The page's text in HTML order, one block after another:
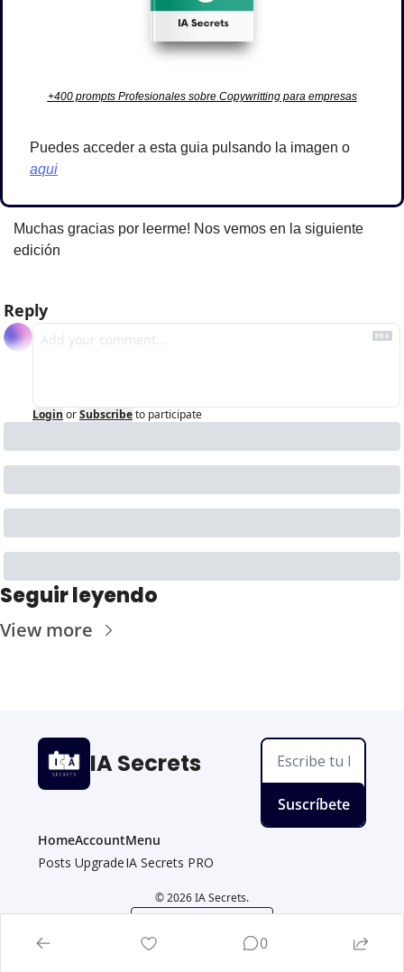
+400 prompts Profesionales sobre Copywritting para empresas
aqui
Muchas gracias por leerme! Nos vemos en la siguiente
edición
Reply
Login orSubscribeto participate
Seguir leyendo
View more
IA Secrets
Suscríbete
Home
Posts
Account
Upgrade
Menu
IA Secrets PRO
© 2026 IA Secrets.
0